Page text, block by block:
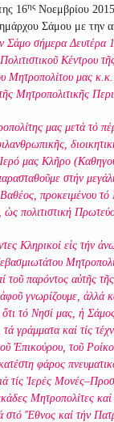
16ηςΝοεμβρίου 2015
Σάμου με την
Σάμο σήμερα Δευτέρα
Κέντρου
Μητροπολίτου μας
Μητροπολιτικῆς
μας μετά τό
μας Κλῆρο
στήν
προκειμένου
πολιτιστική
Κληρικοί εἰς τήν
τοῦ παρόντος αὐτῆς
γνωρίζουμε, ἀλλά
τό Νησί μας, ἡ
γράμματα καί τίς
Ἐπικούρου, τοῦ
φάρος
τίς Ἱερές
Μητροπολίτες
Ἔθνος καί τήν